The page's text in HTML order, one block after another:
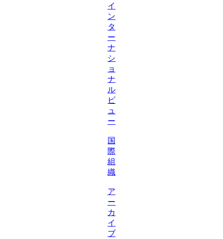
イ
ン
タ
ー
ナ
シ
ョ
ナ
ル
ビ
ュ
ー
国
際
組
織
ア
ー
カ
イ
ブ